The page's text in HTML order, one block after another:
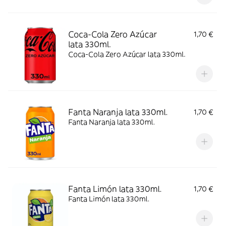
Coca-Cola Zero Azúcar
lata 330ml.
1,70 €
Coca-Cola Zero Azúcar lata 330ml.
Fanta Naranja lata 330ml.
1,70 €
Fanta Naranja lata 330ml.
Fanta Limón lata 330ml.
1,70 €
Fanta Limón lata 330ml.